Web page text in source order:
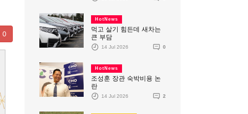
0
HotNews
먹고 살기 힘든데 새차는
큰 부담
14 Jul 2026 0
HotNews
조성훈 장관 숙박비용 논
란
14 Jul 2026 2